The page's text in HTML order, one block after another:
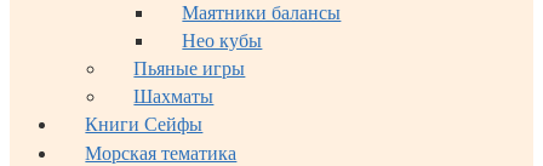
Маятники балансы
Нео кубы
Пьяные игры
Шахматы
Книги Сейфы
Морская тематика